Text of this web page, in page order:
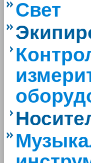
Свет